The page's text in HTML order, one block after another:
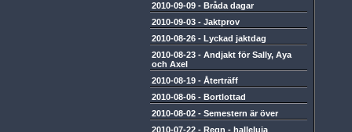
2010-09-09 - Bråda dagar
2010-09-03 - Jaktprov
2010-08-26 - Lyckad jaktdag
2010-08-23 - Andjakt för Sally, Aya
och Axel
2010-08-19 - Återträff
2010-08-06 - Bortlottad
2010-08-02 - Semestern är över
2010-07-22 - Regn - halleluja